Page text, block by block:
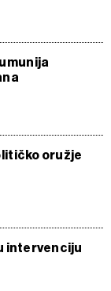
oružje
intervenciju